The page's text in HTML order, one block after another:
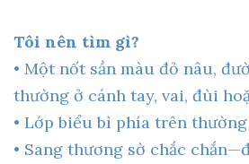
Tôi nên tìm gì?
• Một nốt sần màu đỏ nâu,
thường ở cánh tay, vai, đùi
• Lớp biểu bì phía trên thường
• Sang thương sờ chắc